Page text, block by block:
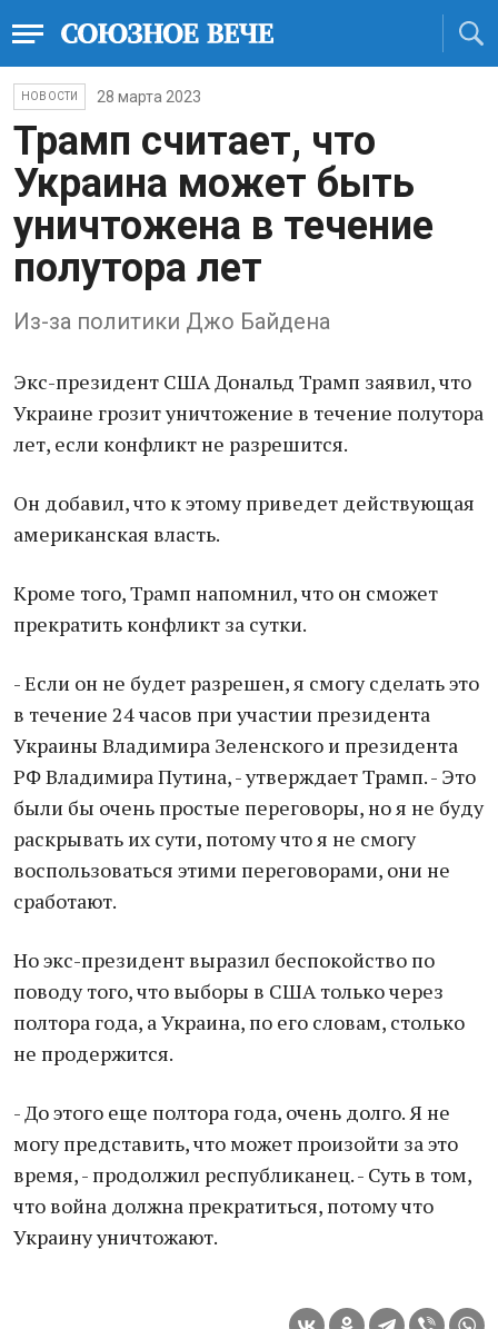
НОВОСТИ 28 марта 2023
Трамп считает, что
Украина может быть
уничтожена в течение
полутора лет
Из-за политики Джо Байдена
Экс-президент США Дональд Трамп заявил, что
Украине грозит уничтожение в течение полутора
лет, если конфликт не разрешится.
Он добавил, что к этому приведет действующая
американская власть.
Кроме того, Трамп напомнил, что он сможет
прекратить конфликт за сутки.
- Если он не будет разрешен, я смогу сделать это
в течение 24 часов при участии президента
Украины Владимира Зеленского и президента
РФ Владимира Путина, - утверждает Трамп. - Это
были бы очень простые переговоры, но я не буду
раскрывать их сути, потому что я не смогу
воспользоваться этими переговорами, они не
сработают.
Но экс-президент выразил беспокойство по
поводу того, что выборы в США только через
полтора года, а Украина, по его словам, столько
не продержится.
- До этого еще полтора года, очень долго. Я не
могу представить, что может произойти за это
время, - продолжил республиканец. - Суть в том,
что война должна прекратиться, потому что
Украину уничтожают.